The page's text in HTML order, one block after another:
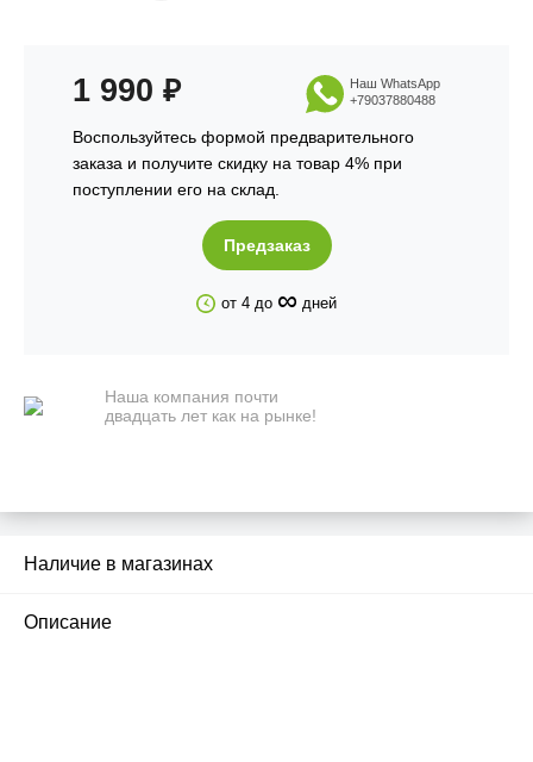
1 990 ₽
Воспользуйтесь формой предварительного
заказа и получите скидку на товар 4% при
поступлении его на склад.
Наш WhatsApp
+79037880488
Предзаказ
от 4 до ∞ дней
Наша компания почти
двадцать лет как на рынке!
Наличие в магазинах
Описание